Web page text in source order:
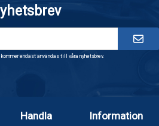
endast användas till våra nyhetsbrev.
Handla Information